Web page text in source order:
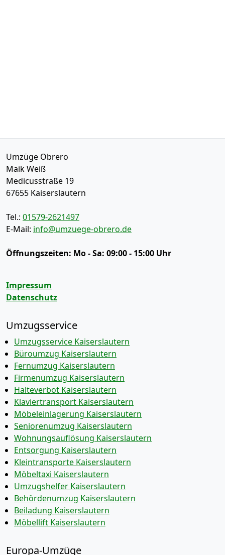
Umzüge Obrero
Maik Weiß
Medicusstraße 19
67655 Kaiserslautern
Tel.: 01579-2621497
E-Mail: info@umzuege-obrero.de
Öffnungszeiten: Mo - Sa: 09:00 - 15:00 Uhr
Impressum
Datenschutz
Umzugsservice
Umzugsservice Kaiserslautern
Büroumzug Kaiserslautern
Fernumzug Kaiserslautern
Firmenumzug Kaiserslautern
Halteverbot Kaiserslautern
Klaviertransport Kaiserslautern
Möbeleinlagerung Kaiserslautern
Seniorenumzug Kaiserslautern
Wohnungsauflösung Kaiserslautern
Entsorgung Kaiserslautern
Kleintransporte Kaiserslautern
Möbeltaxi Kaiserslautern
Umzugshelfer Kaiserslautern
Behördenumzug Kaiserslautern
Beiladung Kaiserslautern
Möbellift Kaiserslautern
Europa-Umzüge